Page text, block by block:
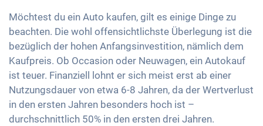
Möchtest du ein Auto kaufen, gilt es einige Dinge zu
beachten. Die wohl offensichtlichste Überlegung ist die
bezüglich der hohen Anfangsinvestition, nämlich dem
Kaufpreis. Ob Occasion oder Neuwagen, ein Autokauf
ist teuer. Finanziell lohnt er sich meist erst ab einer
Nutzungsdauer von etwa 6-8 Jahren, da der Wertverlust
in den ersten Jahren besonders hoch ist –
durchschnittlich 50% in den ersten drei Jahren.